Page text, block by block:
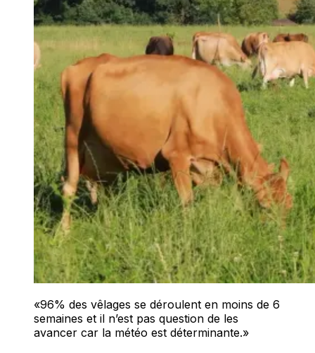
«96% des vêlages se déroulent en moins de 6
semaines et il n’est pas question de les
avancer car la météo est déterminante.»